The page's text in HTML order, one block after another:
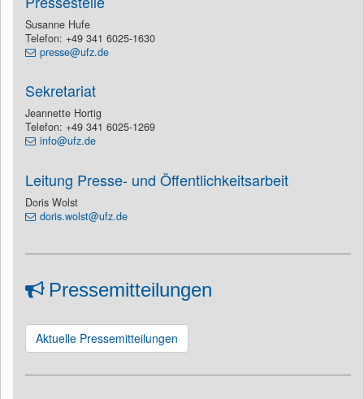
Susanne Hufe
Telefon: +49 341 6025-1630
presse@ufz.de
Sekretariat
Jeannette Hortig
Telefon: +49 341 6025-1269
info@ufz.de
Leitung Presse- und Öffentlichkeitsarbeit
Doris Wolst
doris.wolst@ufz.de
Pressemitteilungen
Aktuelle Pressemitteilungen